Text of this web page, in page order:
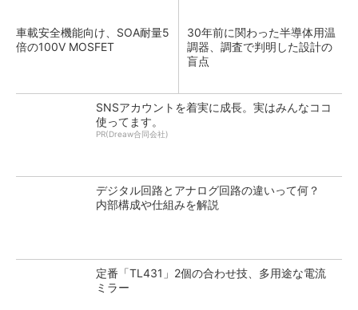
車載安全機能向け、SOA耐量5
倍の100V MOSFET
30年前に関わった半導体用温
調器、調査で判明した設計の
盲点
SNSアカウントを着実に成長。実はみんなココ
使ってます。
PR(Dreaw合同会社)
デジタル回路とアナログ回路の違いって何？
内部構成や仕組みを解説
定番「TL431」2個の合わせ技、多用途な電流
ミラー